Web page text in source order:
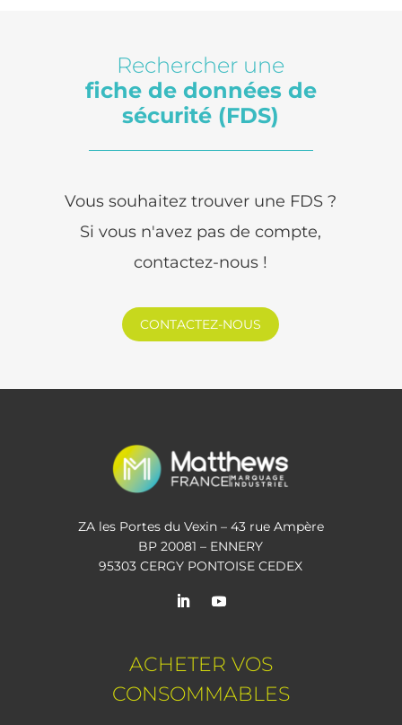
Rechercher une
fiche de données de
sécurité (FDS)
Vous souhaitez trouver une FDS ?
Si vous n'avez pas de compte,
contactez-nous !
CONTACTEZ-NOUS
ZA les Portes du Vexin – 43 rue Ampère
BP 20081 – ENNERY
95303 CERGY PONTOISE CEDEX
ACHETER VOS
CONSOMMABLES